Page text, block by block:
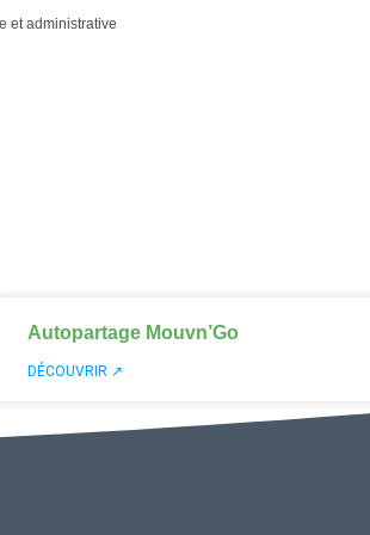
et administrative
Autopartage Mouvn’Go
DÉCOUVRIR ↗